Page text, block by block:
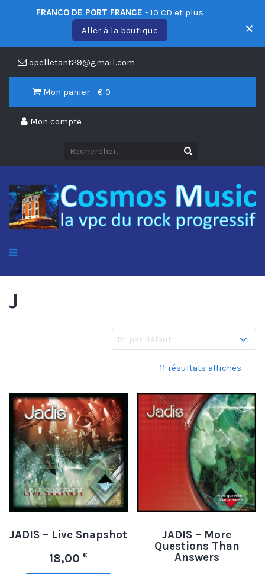
opelletant29@gmail.com
Mon panier - € 0
Mon compte
J
11 résultats affichés
JADIS – Live Snapshot
18,00 €
JADIS – More
Questions Than
Answers
FRANCO DE PORT FRANCE - 10 CD et plus
Aller à la boutique